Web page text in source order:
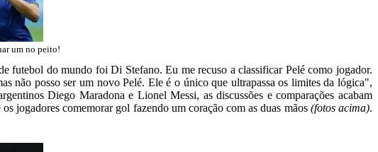
um no peito!
futebol do mundo foi Di Stefano. Eu me recuso a classificar Pelé como jogador.
não posso ser um novo Pelé. Ele é o único que ultrapassa os limites da lógica",
Diego Maradona e Lionel Messi, as discussões e comparações acabam
jogadores comemorar gol fazendo um coração com as duas mãos (fotos acima).